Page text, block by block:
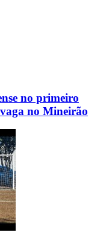
no primeiro
no Mineirão